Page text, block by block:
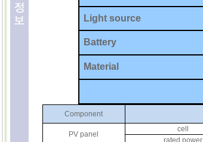
Light source
Battery
Material
Component
PV panel
cell
rated power